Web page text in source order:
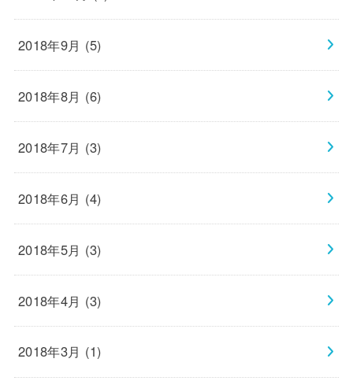
2018年9月 (5)
2018年8月 (6)
2018年7月 (3)
2018年6月 (4)
2018年5月 (3)
2018年4月 (3)
2018年3月 (1)